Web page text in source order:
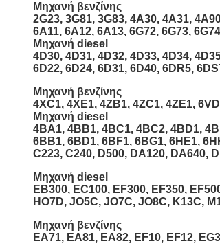
Μηχανή βενζίνης
2G23, 3G81, 3G83, 4A30, 4A31,
6A11, 6A12, 6A13, 6G72, 6G73,
Μηχανή diesel
4D30, 4D31, 4D32, 4D33, 4D34,
6D22, 6D24, 6D31, 6D40, 6DR5,
Μηχανή βενζίνης
4XC1, 4XE1, 4ZB1, 4ZC1, 4ZE1,
Μηχανή diesel
4BA1, 4BB1, 4BC1, 4BC2, 4BD1,
6BB1, 6BD1, 6BF1, 6BG1, 6HE1,
C223, C240, D500, DA120, DA640,
Μηχανή diesel
EB300, EC100, EF300, EF350,
HO7D, JO5C, JO7C, JO8C, K13C,
Μηχανή βενζίνης
EA71, EA81, EA82, EF10, EF12,